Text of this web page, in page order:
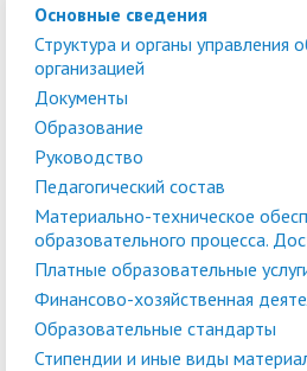
Основные сведения
Структура и органы управления
организацией
Документы
Образование
Руководство
Педагогический состав
Материально-техническое
образовательного процесса.
Платные образовательные
Финансово-хозяйственная
Образовательные стандарты
Стипендии и иные виды